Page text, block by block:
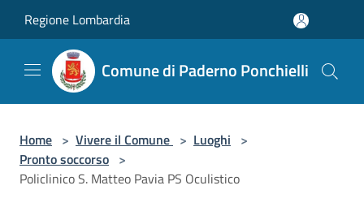
Regione Lombardia
Comune di Paderno Ponchielli
Home > Vivere il Comune > Luoghi >
Pronto soccorso >
Policlinico S. Matteo Pavia PS Oculistico